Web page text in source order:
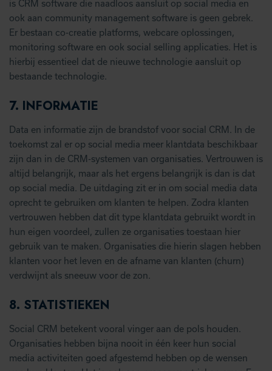
is CRM software die naadloos aansluit op social media en
ook aan community management software is geen gebrek.
Er bestaan co-creatie platforms, webcare oplossingen,
monitoring software en ook social selling applicaties. Het is
hierbij essentieel dat de nieuwe technologie aansluit op
bestaande technologie.
7. INFORMATIE
Data en informatie zijn de brandstof voor social CRM. In de
toekomst zal er op social media meer klantdata beschikbaar
zijn dan in de CRM-systemen van organisaties. Vertrouwen is
altijd belangrijk, maar als het ergens belangrijk is dan is dat
op social media. De uitdaging zit er in om social media data
oprecht te gebruiken om klanten te helpen. Zodra klanten
vertrouwen hebben dat dit type klantdata gebruikt wordt in
hun eigen voordeel, zullen ze organisaties toestaan hier
gebruik van te maken. Organisaties die hierin slagen hebben
klanten voor het leven en de afname van klanten (churn)
verdwijnt als sneeuw voor de zon.
8. STATISTIEKEN
Social CRM betekent vooral vinger aan de pols houden.
Organisaties hebben bijna nooit in één keer hun social
media activiteiten goed afgestemd hebben op de wensen